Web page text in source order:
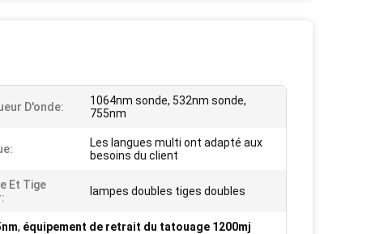
D'onde:
1064nm sonde, 532nm sonde,
755nm
Les langues multi ont adapté aux
besoins du client
Et Tige
lampes doubles tiges doubles
, équipement de retrait du tatouage 1200mj